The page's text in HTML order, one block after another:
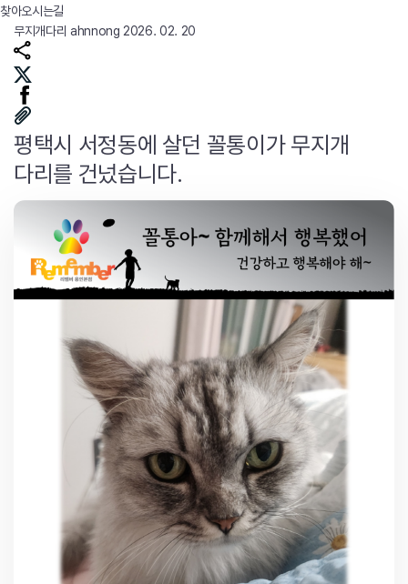
찾아오시는길
무지개다리 ahnnong 2026. 02. 20
평택시 서정동에 살던 꼴통이가 무지개
다리를 건넜습니다.